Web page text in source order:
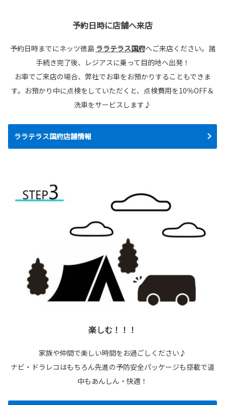
予約日時に店舗へ来店
予約日時までにネッツ徳島 ララテラス国府へご来店ください。諸
手続き完了後、レジアスに乗って目的地へ出発！
お車でご来店の場合、弊社でお車をお預かりすることもできま
す。お預かり中に点検をしていただくと、点検費用を10％OFF＆
洗車をサービスします♪
ララテラス国府店舗情報
楽しむ！！！
家族や仲間で楽しい時間をお過ごしください♪
ナビ・ドラレコはもちろん先進の予防安全パッケージも搭載で道
中もあんしん・快適！